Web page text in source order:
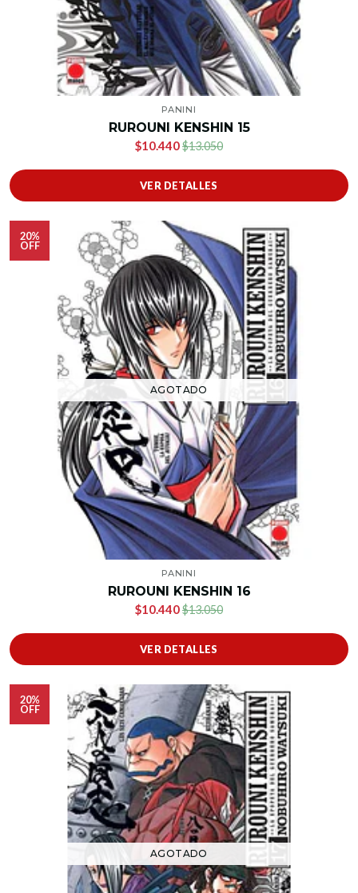
PANINI
RUROUNI KENSHIN 15
$10.440$13.050
VER DETALLES
20%
OFF
AGOTADO
PANINI
RUROUNI KENSHIN 16
$10.440$13.050
VER DETALLES
20%
OFF
AGOTADO